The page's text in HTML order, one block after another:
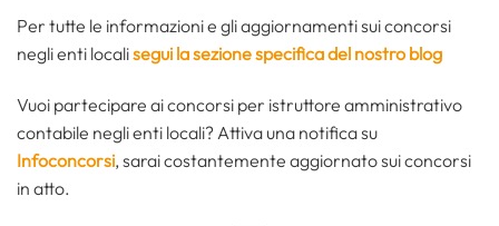
Per tutte le informazioni e gli aggiornamenti sui concorsi
negli enti localisegui la sezione specifica del nostro blog
Vuoi partecipare ai concorsi per istruttore amministrativo
contabile negli enti locali? Attiva una notifica su
Infoconcorsi, sarai costantemente aggiornato sui concorsi
in atto.